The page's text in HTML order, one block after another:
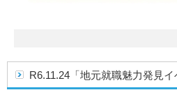
R6.11.24「地元就職魅力発見イ